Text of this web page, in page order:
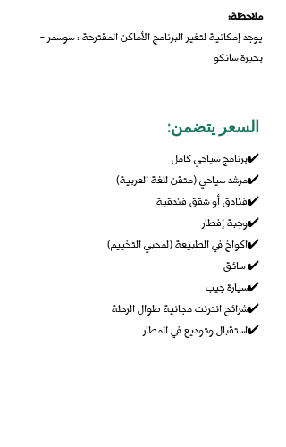
:ملاحظة
يوجد إمكانية لتغير البرنامج الأماكن المقترحة : سوسمر -
بحيرة سانكو
:السعر يتضمن
برنامج سياحي كامل✔️
مرشد سياحي (متقن للغة العربية)✔️
فنادق أو شقق فندقية✔️
وجبة إفطار✔️
اكواخ في الطبيعة (لمحبي التخييم)✔️
سائق✔️
سيارة جيب✔️
شرائح انترنت مجانية طوال الرحلة✔️
استقبال وتوديع في المطار ✔️